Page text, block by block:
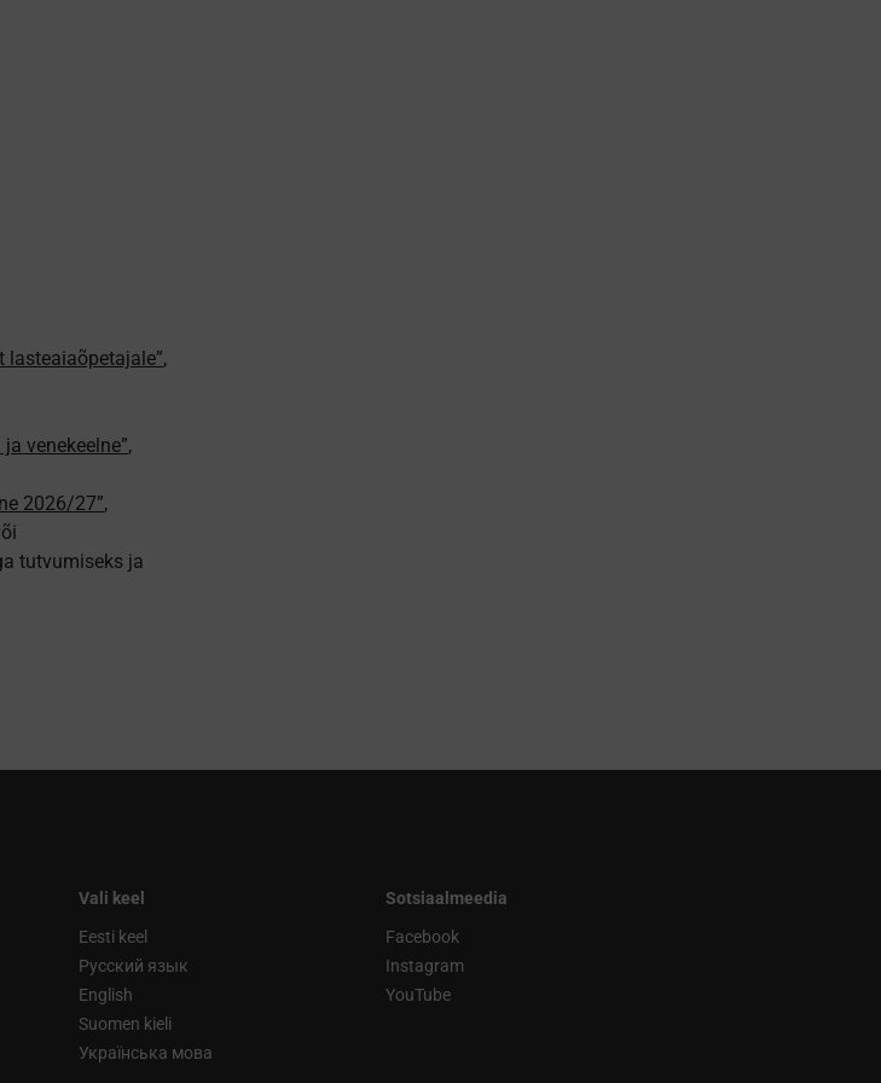
lasteaiaõpetajale”,
venekeelne”,
2026/27”,
tutvumiseks ja
Vali keel
Eesti keel
Русский язык
English
Suomen kieli
Українська мова
Sotsiaalmeedia
Facebook
Instagram
YouTube